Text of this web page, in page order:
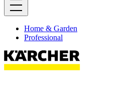
Home & Garden
Professional